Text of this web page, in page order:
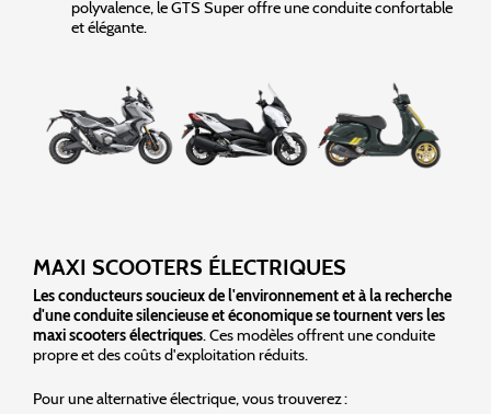
polyvalence, le GTS Super offre une conduite confortable
et élégante.
MAXI SCOOTERS ÉLECTRIQUES
Les conducteurs soucieux de l'environnement et à la recherche
d'une conduite silencieuse et économique se tournent vers les
maxi scooters électriques. Ces modèles offrent une conduite
propre et des coûts d'exploitation réduits.
Pour une alternative électrique, vous trouverez :